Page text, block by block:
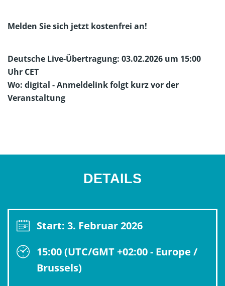
Melden Sie sich jetzt kostenfrei an!
Deutsche Live-Übertragung: 03.02.2026 um 15:00
Uhr CET
Wo: digital - Anmeldelink folgt kurz vor der
Veranstaltung
DETAILS
Start: 3. Februar 2026
15:00 (UTC/GMT +02:00 - Europe /
Brussels)